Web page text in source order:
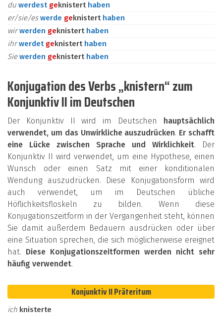
du werdest geknistert haben
er/sie/eswerde geknistert haben
wirwerden geknistert haben
ihrwerdet geknistert haben
Siewerden geknistert haben
Konjugation des Verbs „knistern“ zum
Konjunktiv II im Deutschen
Der Konjunktiv II wird im Deutschen hauptsächlich
verwendet, um das Unwirkliche auszudrücken. Er schafft
eine Lücke zwischen Sprache und Wirklichkeit. Der
Konjunktiv II wird verwendet, um eine Hypothese, einen
Wunsch oder einen Satz mit einer konditionalen
Wendung auszudrücken. Diese Konjugationsform wird
auch verwendet, um im Deutschen übliche
Höflichkeitsfloskeln zu bilden. Wenn diese
Konjugationszeitform in der Vergangenheit steht, können
Sie damit außerdem Bedauern ausdrücken oder über
eine Situation sprechen, die sich möglicherweise ereignet
hat. Diese Konjugationszeitformen werden nicht sehr
häufig verwendet.
Konjunktiv II Präteritum
ich knisterte